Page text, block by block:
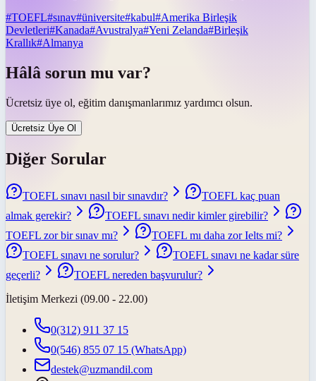
#TOEFL#sınav#üniversite#kabul#Amerika Birleşik
Devletleri#Kanada#Avustralya#Yeni Zelanda#Birleşik
Krallık#Almanya
Hâlâ sorun mu var?
Ücretsiz üye ol, eğitim danışmanlarımız yardımcı olsun.
Ücretsiz Üye Ol
Diğer Sorular
TOEFL sınavı nasıl bir sınavdır?
TOEFL kaç puan
almak gerekir?
TOEFL sınavı nedir kimler girebilir?
TOEFL zor bir sınav mı?
TOEFL mı daha zor Ielts mi?
TOEFL sınavı ne sorulur?
TOEFL sınavı ne kadar süre
geçerli?
TOEFL nereden başvurulur?
İletişim Merkezi (09.00 - 22.00)
0(312) 911 37 15
0(546) 855 07 15 (WhatsApp)
destek@uzmandil.com